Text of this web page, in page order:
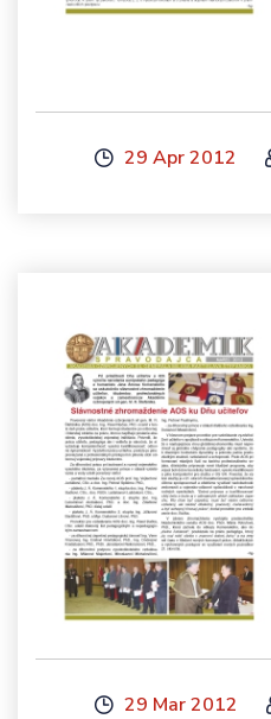
29 Apr 2012
29 Mar 2012